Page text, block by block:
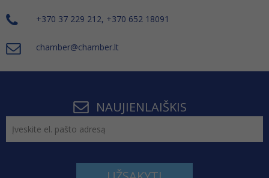
+370 37 229 212, +370 652 18091
chamber@chamber.lt
NAUJIENLAIŠKIS